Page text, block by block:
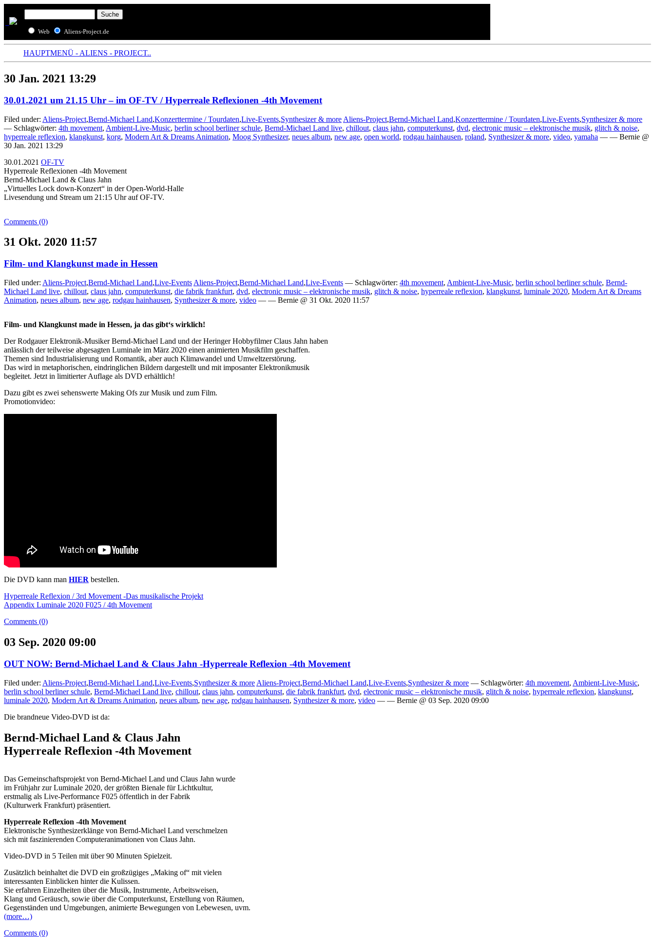
Web Aliens-Project.de
HAUPTMENÜ - ALIENS - PROJECT..
30 Jan. 2021 13:29
30.01.2021 um 21.15 Uhr – im OF-TV / Hyperreale Reflexionen -4th Movement
Filed under: Aliens-Project,Bernd-Michael Land,Konzerttermine / Tourdaten,Live-Events,Synthesizer & more Aliens-Project,Bernd-Michael Land,Konzerttermine / Tourdaten,Live-Events,Synthesizer & more
— Schlagwörter: 4th movement, Ambient-Live-Music, berlin school berliner schule, Bernd-Michael Land live, chillout, claus jahn, computerkunst, dvd, electronic music – elektronische musik, glitch & noise,
hyperreale reflexion, klangkunst, korg, Modern Art & Dreams Animation, Moog Synthesizer, neues album, new age, open world, rodgau hainhausen, roland, Synthesizer & more, video, yamaha — — Bernie @
30 Jan. 2021 13:29
30.01.2021 OF-TV
Hyperreale Reflexionen -4th Movement
Bernd-Michael Land & Claus Jahn
„Virtuelles Lock down-Konzert“ in der Open-World-Halle
Livesendung und Stream um 21:15 Uhr auf OF-TV.
Comments (0)
31 Okt. 2020 11:57
Film- und Klangkunst made in Hessen
Filed under: Aliens-Project,Bernd-Michael Land,Live-Events Aliens-Project,Bernd-Michael Land,Live-Events — Schlagwörter: 4th movement, Ambient-Live-Music, berlin school berliner schule, Bernd-
Michael Land live, chillout, claus jahn, computerkunst, die fabrik frankfurt, dvd, electronic music – elektronische musik, glitch & noise, hyperreale reflexion, klangkunst, luminale 2020, Modern Art & Dreams
Animation, neues album, new age, rodgau hainhausen, Synthesizer & more, video — — Bernie @ 31 Okt. 2020 11:57
Film- und Klangkunst made in Hessen, ja das gibt‘s wirklich!
Der Rodgauer Elektronik-Musiker Bernd-Michael Land und der Heringer Hobbyfilmer Claus Jahn haben
anlässlich der teilweise abgesagten Luminale im März 2020 einen animierten Musikfilm geschaffen.
Themen sind Industrialisierung und Romantik, aber auch Klimawandel und Umweltzerstörung.
Das wird in metaphorischen, eindringlichen Bildern dargestellt und mit imposanter Elektronikmusik
begleitet. Jetzt in limitierter Auflage als DVD erhältlich!
Dazu gibt es zwei sehenswerte Making Ofs zur Musik und zum Film.
Promotionvideo:
Die DVD kann man HIER bestellen.
Hyperreale Reflexion / 3rd Movement -Das musikalische Projekt
Appendix Luminale 2020 F025 / 4th Movement
Comments (0)
03 Sep. 2020 09:00
OUT NOW: Bernd-Michael Land & Claus Jahn -Hyperreale Reflexion -4th Movement
Filed under: Aliens-Project,Bernd-Michael Land,Live-Events,Synthesizer & more Aliens-Project,Bernd-Michael Land,Live-Events,Synthesizer & more — Schlagwörter: 4th movement, Ambient-Live-Music,
berlin school berliner schule, Bernd-Michael Land live, chillout, claus jahn, computerkunst, die fabrik frankfurt, dvd, electronic music – elektronische musik, glitch & noise, hyperreale reflexion, klangkunst,
luminale 2020, Modern Art & Dreams Animation, neues album, new age, rodgau hainhausen, Synthesizer & more, video — — Bernie @ 03 Sep. 2020 09:00
Die brandneue Video-DVD ist da:
Bernd-Michael Land & Claus Jahn
Hyperreale Reflexion -4th Movement
Das Gemeinschaftsprojekt von Bernd-Michael Land und Claus Jahn wurde
im Frühjahr zur Luminale 2020, der größten Bienale für Lichtkultur,
erstmalig als Live-Performance F025 öffentlich in der Fabrik
(Kulturwerk Frankfurt) präsentiert.
Hyperreale Reflexion -4th Movement
Elektronische Synthesizerklänge von Bernd-Michael Land verschmelzen
sich mit faszinierenden Computeranimationen von Claus Jahn.
Video-DVD in 5 Teilen mit über 90 Minuten Spielzeit.
Zusätzlich beinhaltet die DVD ein großzügiges „Making of“ mit vielen
interessanten Einblicken hinter die Kulissen.
Sie erfahren Einzelheiten über die Musik, Instrumente, Arbeitsweisen,
Klang und Geräusch, sowie über die Computerkunst, Erstellung von Räumen,
Gegenständen und Umgebungen, animierte Bewegungen von Lebewesen, uvm.
(more…)
Comments (0)